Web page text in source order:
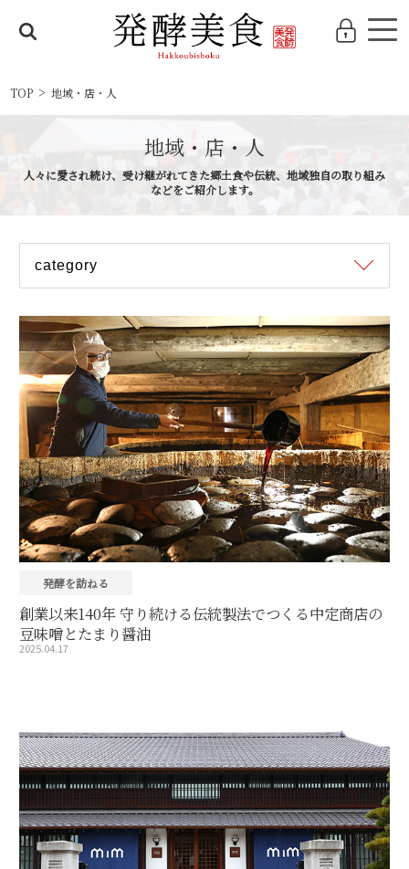
TOP 地域・店・人
地域・店・人
人々に愛され続け、受け継がれてきた郷土食や伝統、地域独自の取り組み
などをご紹介します。
発酵を訪ねる
創業以来140年 守り続ける伝統製法でつくる中定商店の
豆味噌とたまり醤油
2025.04.17